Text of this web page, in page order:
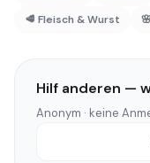
🥩 Fleisch & Wurst
Hilf anderen —
Anonym · keine